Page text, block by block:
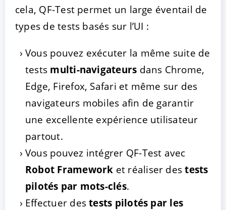
cela, QF-Test permet un large éventail de
types de tests basés sur l’UI :
Vous pouvez exécuter la même suite de
tests multi-navigateurs dans Chrome,
Edge, Firefox, Safari et même sur des
navigateurs mobiles afin de garantir
une excellente expérience utilisateur
partout.
Vous pouvez intégrer QF-Test avec
Robot Framework et réaliser destests
pilotés par mots-clés.
Effectuer destests pilotés par les